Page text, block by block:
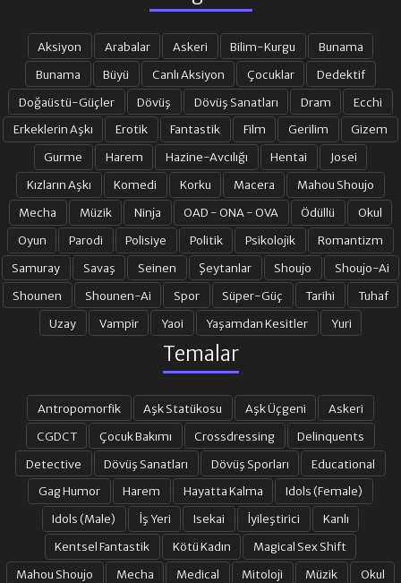
Aksiyon Arabalar Askeri Bilim-Kurgu
Bunama
Bunama
Büyü Canlı Aksiyon Çocuklar
Dedektif
Doğaüstü-Güçler
Dövüş Dövüş Sanatları Dram
Ecchi
Erkeklerin Aşkı
Erotik Fantastik Film Gerilim
Gizem
Gurme
Harem Hazine-Avcılığı Hentai
Josei
Kızların Aşkı
Komedi Korku Macera
Mahou Shoujo
Mecha
Müzik Ninja OAD - ONA - OVA Ödüllü
Okul
Oyun
Parodi Polisiye Politik Psikolojik
Romantizm
Samuray
Savaş Seinen Şeytanlar Shoujo
Shoujo-Ai
Shounen
Shounen-Ai Spor Süper-Güç Tarihi
Tuhaf
Uzay
Vampir Yaoi Yaşamdan Kesitler Yuri
Temalar
Antropomorfik Aşk Statükosu Aşk Üçgeni
Askeri
CGDCT
Çocuk Bakımı Crossdressing
Delinquents
Detective
Dövüş Sanatları Dövüş Sporları
Educational
Gag Humor
Harem Hayatta Kalma
Idols (Female)
Idols (Male)
İş Yeri Isekai İyileştirici
Kanlı
Kentsel Fantastik
Kötü Kadın
Magical Sex Shift
Mahou Shoujo
Mecha Medical Mitoloji Müzik
Okul